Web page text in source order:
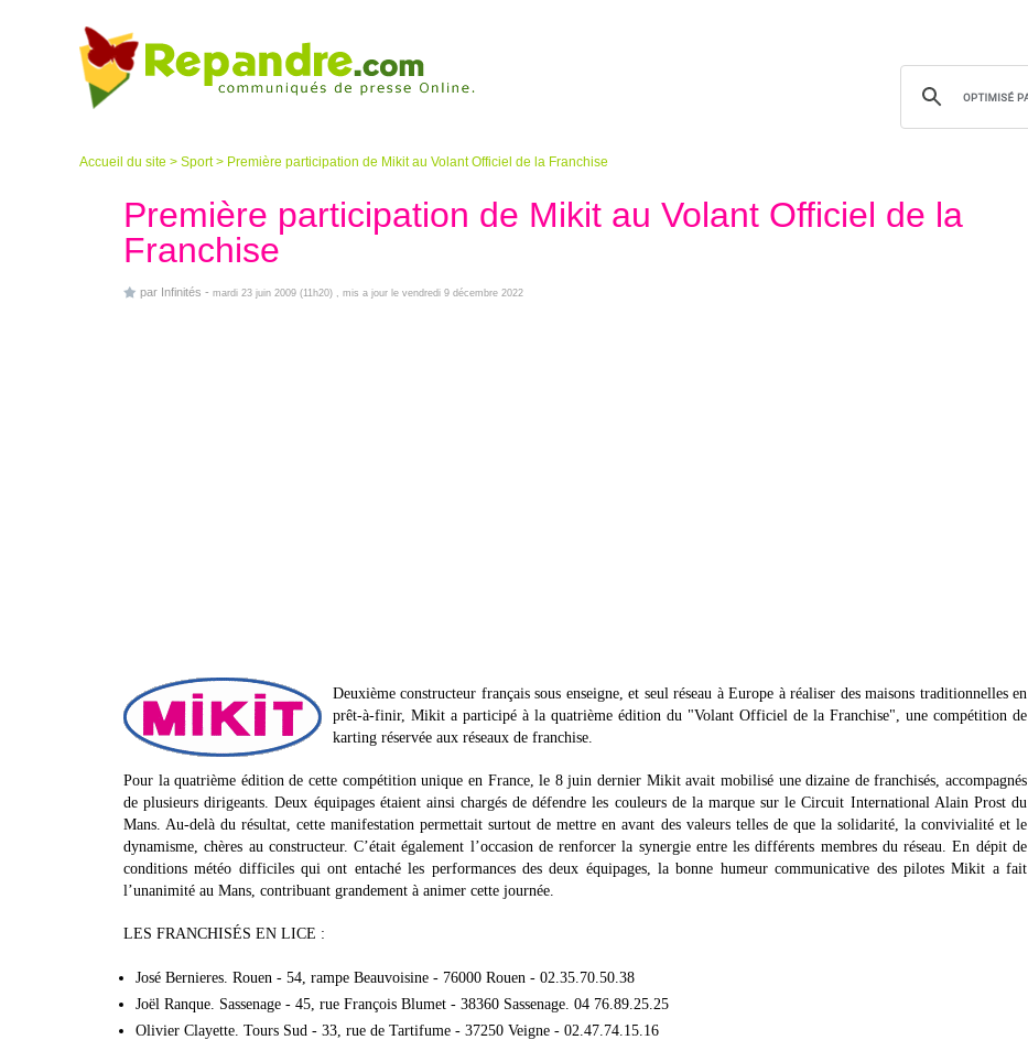
Accueil du site > Sport> Première participation de Mikit au Volant Officiel de la Franchise
Première participation de Mikit au Volant Officiel de la
Franchise
par Infinités - mardi 23 juin 2009 (11h20) , mis a jour le vendredi 9 décembre 2022
Deuxième constructeur français sous enseigne, et seul réseau à Europe à réaliser des maisons traditionnelles en
prêt-à-finir, Mikit a participé à la quatrième édition du "Volant Officiel de la Franchise", une compétition de
karting réservée aux réseaux de franchise.
Pour la quatrième édition de cette compétition unique en France, le 8 juin dernier Mikit avait mobilisé une dizaine de franchisés, accompagnés
de plusieurs dirigeants. Deux équipages étaient ainsi chargés de défendre les couleurs de la marque sur le Circuit International Alain Prost du
Mans. Au-delà du résultat, cette manifestation permettait surtout de mettre en avant des valeurs telles de que la solidarité, la convivialité et le
dynamisme, chères au constructeur. C’était également l’occasion de renforcer la synergie entre les différents membres du réseau. En dépit de
conditions météo difficiles qui ont entaché les performances des deux équipages, la bonne humeur communicative des pilotes Mikit a fait
l’unanimité au Mans, contribuant grandement à animer cette journée.
LES FRANCHISÉS EN LICE :
José Bernieres. Rouen - 54, rampe Beauvoisine - 76000 Rouen - 02.35.70.50.38
Joël Ranque. Sassenage - 45, rue François Blumet - 38360 Sassenage. 04 76.89.25.25
Olivier Clayette. Tours Sud - 33, rue de Tartifume - 37250 Veigne - 02.47.74.15.16